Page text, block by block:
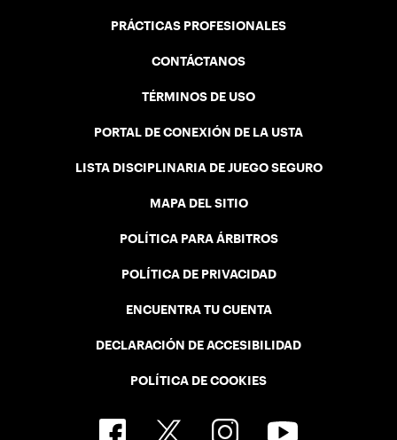
PRÁCTICAS PROFESIONALES
CONTÁCTANOS
TÉRMINOS DE USO
PORTAL DE CONEXIÓN DE LA USTA
LISTA DISCIPLINARIA DE JUEGO SEGURO
MAPA DEL SITIO
POLÍTICA PARA ÁRBITROS
POLÍTICA DE PRIVACIDAD
ENCUENTRA TU CUENTA
DECLARACIÓN DE ACCESIBILIDAD
POLÍTICA DE COOKIES